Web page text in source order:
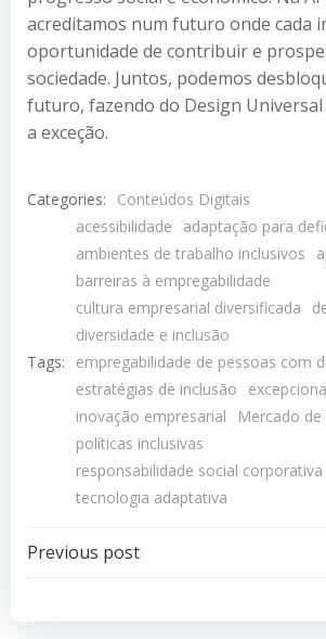
acreditamos num futuro onde cada
oportunidade de contribuir e
sociedade. Juntos, podemos
futuro, fazendo do Design
a exceção.
Categories: Conteúdos Digitais
Tags:
acessibilidade adaptação para
ambientes de trabalho inclusivos
barreiras à empregabilidade
cultura empresarial diversificada
diversidade e inclusão
empregabilidade de pessoas com
estratégias de inclusão
inovação empresarial
Mercado
políticas inclusivas
responsabilidade social corporativa
tecnologia adaptativa
Post
navigation
Previous post